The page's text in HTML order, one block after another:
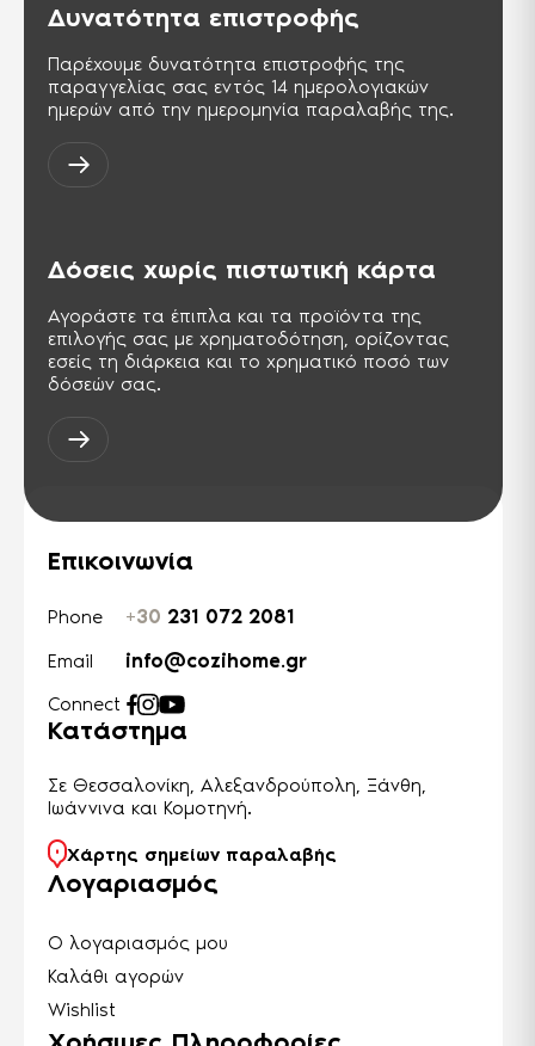
Δυνατότητα επιστροφής
Παρέχουμε δυνατότητα επιστροφής της
παραγγελίας σας εντός 14 ημερολογιακών
ημερών από την ημερομηνία παραλαβής της.
Δόσεις χωρίς πιστωτική κάρτα
Αγοράστε τα έπιπλα και τα προϊόντα της
επιλογής σας με χρηματοδότηση, ορίζοντας
εσείς τη διάρκεια και το χρηματικό ποσό των
δόσεών σας.
Επικοινωνία
Phone +30 231 072 2081
Email info@cozihome.gr
Connect
Κατάστημα
Σε Θεσσαλονίκη, Αλεξανδρούπολη, Ξάνθη,
Ιωάννινα και Κομοτηνή.
Χάρτης σημείων παραλαβής
Λογαριασμός
Ο λογαριασμός μου
Καλάθι αγορών
Wishlist